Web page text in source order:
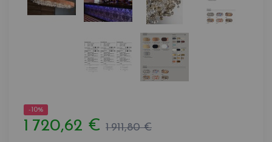
-10%
1 720,62 € 1 911,80 €